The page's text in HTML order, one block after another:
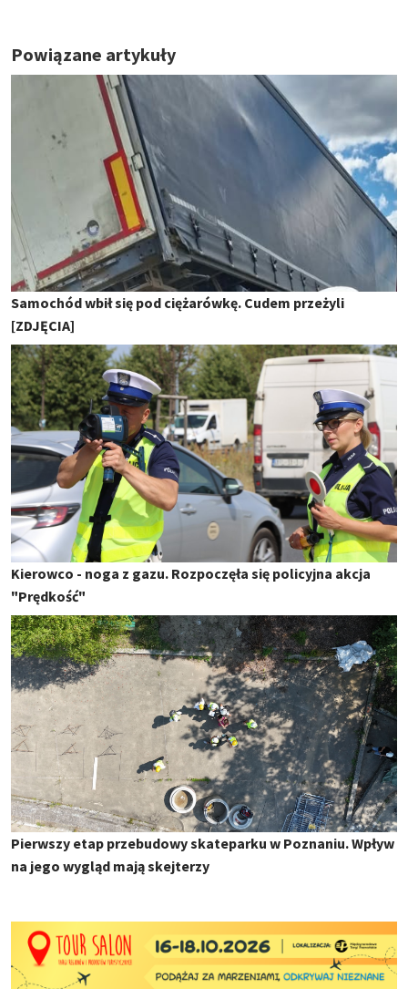
Powiązane artykuły
Samochód wbił się pod ciężarówkę. Cudem przeżyli
[ZDJĘCIA]
Kierowco - noga z gazu. Rozpoczęła się policyjna akcja
"Prędkość"
Pierwszy etap przebudowy skateparku w Poznaniu. Wpływ
na jego wygląd mają skejterzy